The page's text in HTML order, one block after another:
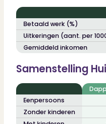
Betaald werk (%)
Uitkeringen (aant. per
Gemiddeld inkomen
Samenstelling
Eenpersoons
Zonder kinderen